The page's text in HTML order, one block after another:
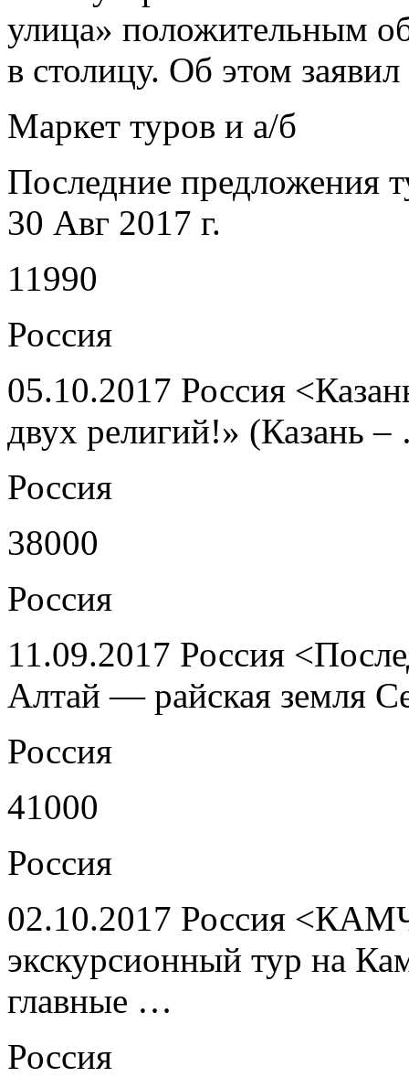
улица» положительным
в столицу. Об этом
Маркет туров и а/б
Последние предложения
30 Авг 2017 г.
11990
Россия
05.10.2017 Россия
двух религий!» (Казань
Россия
38000
Россия
11.09.2017 Россия
Алтай — райская земля
Россия
41000
Россия
02.10.2017 Россия
экскурсионный тур на
главные …
Россия